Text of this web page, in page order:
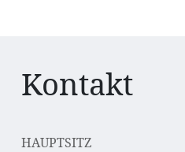
Kontakt
HAUPTSITZ